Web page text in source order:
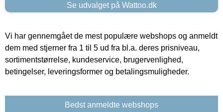
Se udvalget på Wattoo.dk
Vi har gennemgået de mest populære webshops og anmeldt
dem med stjerner fra 1 til 5 ud fra bl.a. deres prisniveau,
sortimentstørrelse, kundeservice, brugervenlighed,
betingelser, leveringsformer og betalingsmuligheder.
Bedst anmeldte webshops